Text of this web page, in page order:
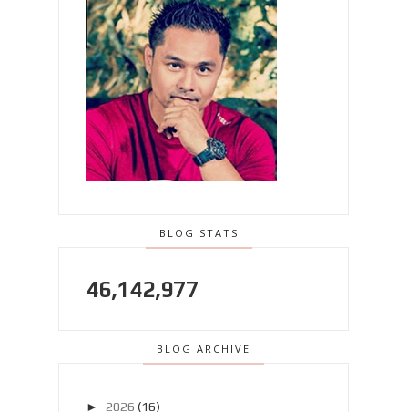
BLOG STATS
46,142,977
BLOG ARCHIVE
► 2026 (16)